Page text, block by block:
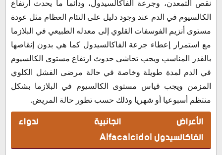
نقص التمعدن، وجرعة الفاكالسيدول، ودائما ما يحدث ارتفاع
الكالسيوم في الدم عند وجود دليل على التئام العظام مثل عودة
مستوى أنزيم الفوسفات القلوي إلى معدله الطبيعي في البلازما
مع استمرار إعطاء جرعة الفاكالسيدول كما هي بدون إنقاصها
بالقدر المناسب ويجب تحاشى حدوث ارتفاع مستوى الكالسيوم
في الدم لمدة طويلة وخاصة في حالة مرضى الفشل الكلوي
المزمن ويجب قياس مستوى الكالسيوم في البلازما بشكل
منتظم أسبوعيا أو شهريا وذلك حسب تطور حالة المريض.
الأعراض الجانبية لدواء
الفاكالسيدولAlfacalcidol